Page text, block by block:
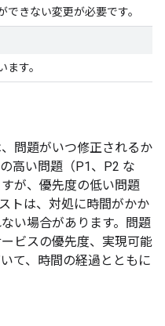
きない変更が必要です。
す。
問題がいつ修正されるか
高い問題（P1、P2 な
が、優先度の低い問題
トは、対処に時間がかか
い場合があります。問題
ビスの優先度、実現可能
て、時間の経過とともに